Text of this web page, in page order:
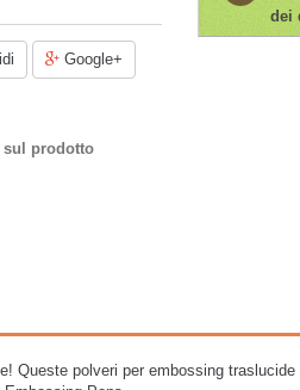
Google+
prodotto
dei
Queste polveri per embossing traslucide